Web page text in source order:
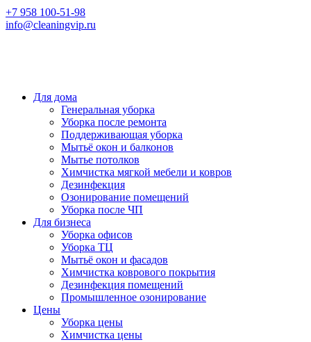
+7 958 100-51-98
info@cleaningvip.ru
Для дома
Генеральная уборка
Уборка после ремонта
Поддерживающая уборка
Мытьё окон и балконов
Мытье потолков
Химчистка мягкой мебели и ковров
Дезинфекция
Озонирование помещений
Уборка после ЧП
Для бизнеса
Уборка офисов
Уборка ТЦ
Мытьё окон и фасадов
Химчистка коврового покрытия
Дезинфекция помещений
Промышленное озонирование
Цены
Уборка цены
Химчистка цены